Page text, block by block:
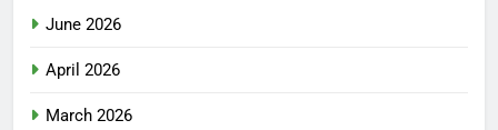
June 2026
April 2026
March 2026